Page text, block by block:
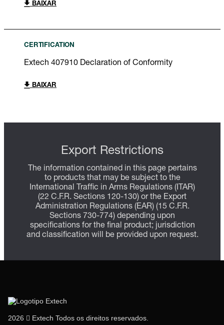
BAIXAR
CERTIFICATION
Extech 407910 Declaration of Conformity
BAIXAR
Export Restrictions
The information contained in this page pertains
to products that may be subject to the
International Traffic in Arms Regulations (ITAR)
(22 C.F.R. Sections 120-130) or the Export
Administration Regulations (EAR) (15 C.F.R.
Sections 730-774) depending upon
specifications for the final product; jurisdiction
and classification will be provided upon request.
2026  Extech Todos os direitos reservados.